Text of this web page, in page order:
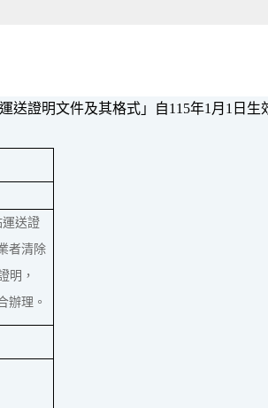
送證明文件及其格式」自115年1月1日生
運送證
者清除
明，
辦理。